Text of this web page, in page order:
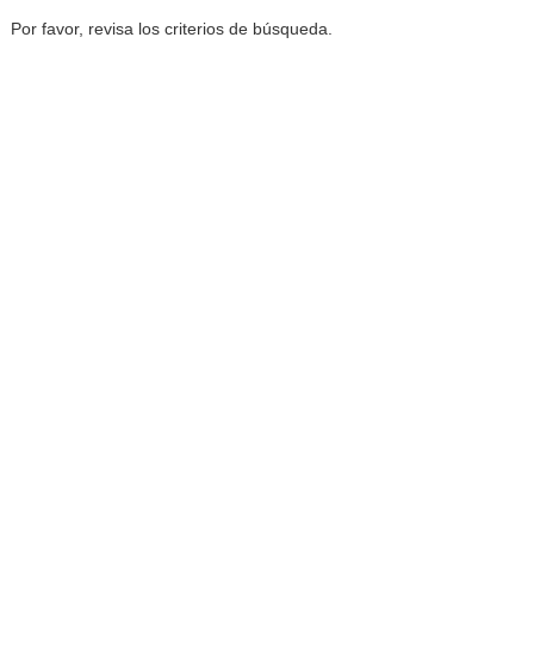
Por favor, revisa los criterios de búsqueda.